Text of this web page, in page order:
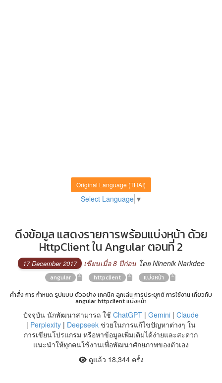
Original Language (THAI)
Select Language ▼
ดึงข้อมูล แสดงรายการพร้อมแบ่งหน้า ด้วย
HttpClient ใน Angular ตอนที่ 2
17 December 2017 เขียนเมื่อ 8 ปีก่อนโดย Ninenik Narkdee
angular httpclient
แบ่งหน้า
คำสั่ง การ กำหนด รูปแบบ ตัวอย่าง เทคนิค ลูกเล่น การประยุกต์ การใช้งาน เกี่ยวกับ
angular httpclient แบ่งหน้า
ปัจจุบัน นักพัฒนาสามารถ ใช้ ChatGPT| Gemini| Claude
| Perplexity| Deepseekช่วยในการแก้ไขปัญหาต่างๆ ใน
การเขียนโปรแกรม หรือหาข้อมูลเพิ่มเติมได้ง่ายและสะดวก
แนะนำให้ทุกคนใช้งานเพื่อพัฒนาศักยภาพของตัวเอง
ดูแล้ว 18,344 ครั้ง